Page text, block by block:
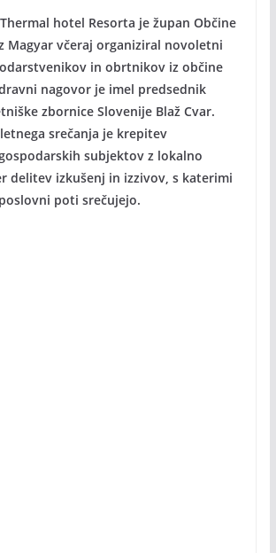
hotel Resorta je župan Občine
Magyar včeraj organiziral novoletni
in obrtnikov iz občine
nagovor je imel predsednik
zbornice Slovenije Blaž Cvar.
srečanja je krepitev
subjektov z lokalno
delitev izkušenj in izzivov, s katerimi
poti srečujejo.